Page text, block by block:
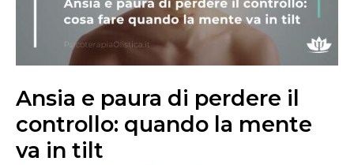
Ansia e paura di perdere il
controllo: quando la mente
va in tilt
mente
tilt